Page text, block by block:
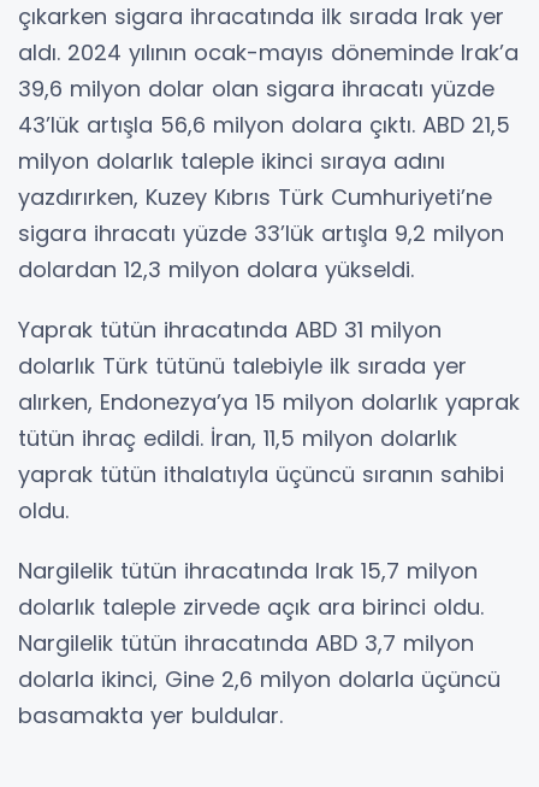
çıkarken sigara ihracatında ilk sırada Irak yer
aldı. 2024 yılının ocak-mayıs döneminde Irak’a
39,6 milyon dolar olan sigara ihracatı yüzde
43’lük artışla 56,6 milyon dolara çıktı. ABD 21,5
milyon dolarlık taleple ikinci sıraya adını
yazdırırken, Kuzey Kıbrıs Türk Cumhuriyeti’ne
sigara ihracatı yüzde 33’lük artışla 9,2 milyon
dolardan 12,3 milyon dolara yükseldi.
Yaprak tütün ihracatında ABD 31 milyon
dolarlık Türk tütünü talebiyle ilk sırada yer
alırken, Endonezya’ya 15 milyon dolarlık yaprak
tütün ihraç edildi. İran, 11,5 milyon dolarlık
yaprak tütün ithalatıyla üçüncü sıranın sahibi
oldu.
Nargilelik tütün ihracatında Irak 15,7 milyon
dolarlık taleple zirvede açık ara birinci oldu.
Nargilelik tütün ihracatında ABD 3,7 milyon
dolarla ikinci, Gine 2,6 milyon dolarla üçüncü
basamakta yer buldular.